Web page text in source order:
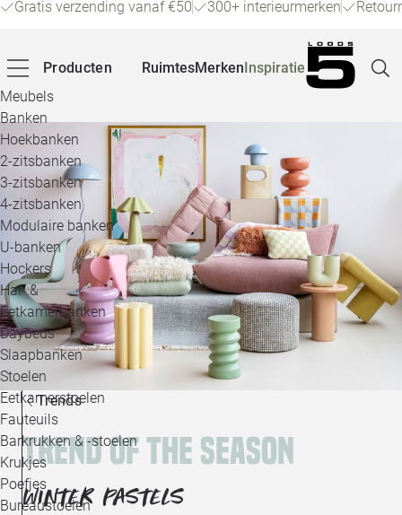
Gratis verzending vanaf €50 300+ interieurmerken
Producten
Meubels
Banken
Hoekbanken
2-zitsbanken
3-zitsbanken
4-zitsbanken
Modulaire banken
U-banken
Hockers
Hal- &
Eetkamerbanken
Daybeds
Slaapbanken
Stoelen
Eetkamerstoelen
Fauteuils
Barkrukken & -stoelen
Krukjes
Poefjes
Bureaustoelen
RuimtesMerkenInspiratie
Trends
Trend of the season
WINTER PASTELS